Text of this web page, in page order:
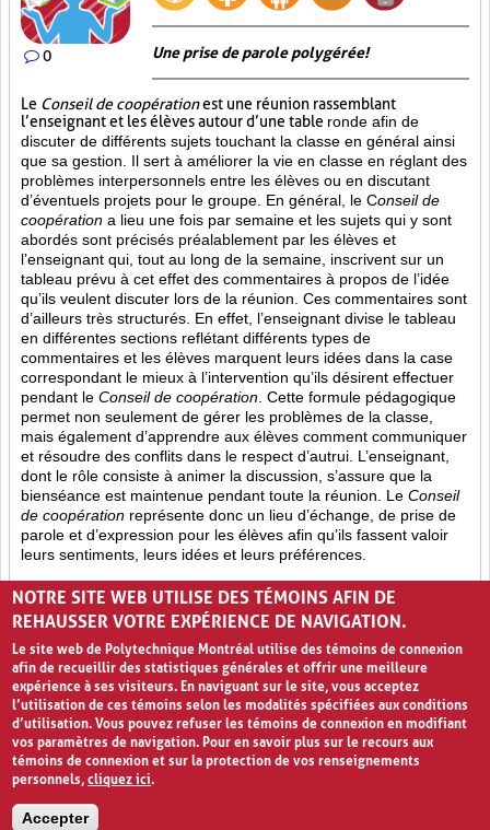
0 Une prise de parole polygérée!
Le Conseil de coopérationest une réunion rassemblant
l’enseignant et les élèves autour d’une table ronde afin de
discuter de différents sujets touchant la classe en général ainsi
que sa gestion. Il sert à améliorer la vie en classe en réglant des
problèmes interpersonnels entre les élèves ou en discutant
d’éventuels projets pour le groupe. En général, le Conseil de
coopération a lieu une fois par semaine et les sujets qui y sont
abordés sont précisés préalablement par les élèves et
l’enseignant qui, tout au long de la semaine, inscrivent sur un
tableau prévu à cet effet des commentaires à propos de l’idée
qu’ils veulent discuter lors de la réunion. Ces commentaires sont
d’ailleurs très structurés. En effet, l’enseignant divise le tableau
en différentes sections reflétant différents types de
commentaires et les élèves marquent leurs idées dans la case
correspondant le mieux à l’intervention qu’ils désirent effectuer
pendant le Conseil de coopération . Cette formule pédagogique
permet non seulement de gérer les problèmes de la classe,
mais également d’apprendre aux élèves comment communiquer
et résoudre des conflits dans le respect d’autrui. L’enseignant,
dont le rôle consiste à animer la discussion, s’assure que la
bienséance est maintenue pendant toute la réunion. Le Conseil
de coopération représente donc un lieu d’échange, de prise de
parole et d’expression pour les élèves afin qu’ils fassent valoir
leurs sentiments, leurs idées et leurs préférences.
Opinion (8) Partage (13) Rétroaction (4)
NOTRE SITE WEB UTILISE DES TÉMOINS AFIN DE
REHAUSSER VOTRE EXPÉRIENCE DE NAVIGATION.
Le site web de Polytechnique Montréal utilise des témoins de connexion
afin de recueillir des statistiques générales et offrir une meilleure
expérience à ses visiteurs. En naviguant sur le site, vous acceptez
l’utilisation de ces témoins selon les modalités spécifiées aux conditions
d’utilisation. Vous pouvez refuser les témoins de connexion en modifiant
vos paramètres de navigation. Pour en savoir plus sur le recours aux
témoins de connexion et sur la protection de vos renseignements
personnels,cliquez ici.
Accepter